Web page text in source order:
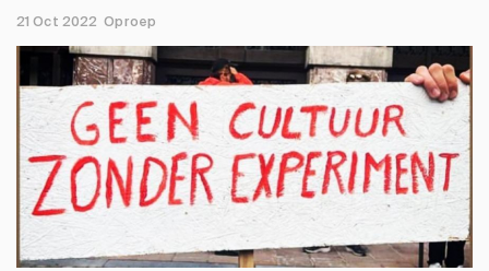
21 Oct 2022 Oproep